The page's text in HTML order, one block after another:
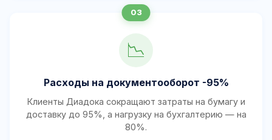
📉
Расходы на документооборот -95%
Клиенты Диадока сокращают затраты на бумагу и
доставку до 95%, а нагрузку на бухгалтерию — на
80%.